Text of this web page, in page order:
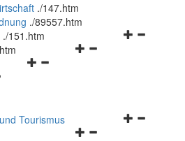
./147.htm
./89557.htm
Navigationsmenü
./151.htm
Navigationsmenü
Navigationsmenü
Tourismus